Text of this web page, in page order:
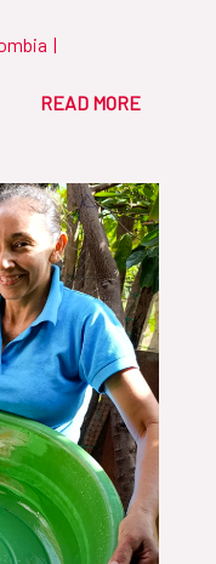
|
READ MORE